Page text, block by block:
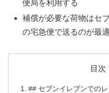
便局を利用する
補償が必要な荷物はセ
の宅急便で送るのが最適
目次
## セブンイレブンでの